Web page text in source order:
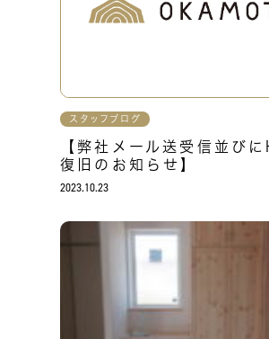
スタッフブログ
【弊社メール送受信並び
復旧のお知らせ】
2023.10.23